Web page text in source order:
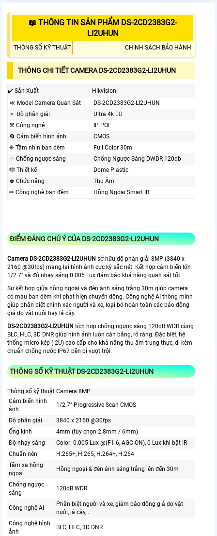
📖 THÔNG TIN SẢN PHẨM DS-2CD2383G2-
LI2UHUN
THÔNG SỐ KỸ THUẬT CHÍNH SÁCH BẢO HÀNH
THÔNG CHI TIẾT CAMERA DS-2CD2383G2-LI2UHUN
✔️ Sản Xuất
Hikvision
≪ Model Camera Quan Sát
DS-2CD2383G2-LI2UHUN
🔅 Độ phân giải
Ultra 4k 👍🏾
⚒ Công nghệ
IP POE
🔄 Cảm biến hình ảnh
CMOS
❈ Tầm nhìn ban đêm
Full Color 30m
♢ Chống ngược sáng
Chống Ngược Sáng DWDR 120db
🎼️ Thiết kế
Dome Plastic
♚ Chức năng
Thu Âm
✏ Công nghệ ban đêm
Hồng Ngoại Smart IR
ĐIỂM ĐÁNG CHÚ Ý CỦA DS-2CD2383G2-LI2UHUN
Camera DS-2CD2383G2-LI2UHUN sở hữu độ phân giải 8MP (3840 x
2160 @30fps) mang lại hình ảnh cực kỳ sắc nét. Kết hợp cảm biến lớn
1/2.7" và độ nhạy sáng 0.005 Lux đảm bảo khả năng quan sát tốt.
Sự kết hợp giữa hồng ngoại và đèn ánh sáng trắng 30m giúp camera
có màu ban đêm khi phát hiện chuyển động. Công nghệ AI thông minh
giúp phân biệt chính xác người và xe, loại bỏ hoàn toàn các báo động
giả do vật nuôi hay lá cây.
DS-2CD2383G2-LI2UHUN tích hợp chống ngược sáng 120dB WDR cùng
BLC, HLC, 3D DNR giúp hình ảnh luôn cân bằng, rõ ràng. Đặc biệt, hệ
thống micro kép (-2U) cao cấp cho khả năng thu âm trung thực, đi kèm
chuẩn chống nước IP67 bền bỉ vượt trội.
THÔNG SỐ KỸ THUẬT DS-2CD2383G2-LI2UHUN
Thông số kỹ thuật Camera 8MP
Cảm biến hình
ảnh
1/2.7" Progressive Scan CMOS
Độ phân giải
3840 x 2160 @30fps
Ống kính
4mm (tùy chọn 2.8mm / 6mm)
Độ nhạy sáng
Color: 0.005 Lux @(F1.6, AGC ON), 0 Lux khi bật IR
Chuẩn nén
H.265+, H.265, H.264+, H.264
Tầm xa hồng
ngoại
Hồng ngoại & đèn ánh sáng trắng lên đến 30m
Chống ngược
sáng
120dB WDR
Công nghệ AI
Phân biệt người và xe, giảm báo động giả do vật
nuôi, lá cây,...
Công nghệ hình
ảnh
BLC, HLC, 3D DNR